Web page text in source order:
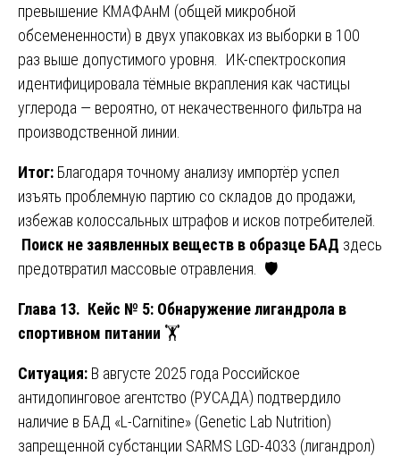
превышение КМАФАнМ (общей микробной
обсемененности) в двух упаковках из выборки в 100
раз выше допустимого уровня. ИК-спектроскопия
идентифицировала тёмные вкрапления как частицы
углерода — вероятно, от некачественного фильтра на
производственной линии.
Итог: Благодаря точному анализу импортёр успел
изъять проблемную партию со складов до продажи,
избежав колоссальных штрафов и исков потребителей.
Поиск не заявленных веществ в образце БАД здесь
предотвратил массовые отравления. 🛡️
Глава 13. Кейс № 5: Обнаружение лигандрола в
спортивном питании 🏋️
Ситуация: В августе 2025 года Российское
антидопинговое агентство (РУСАДА) подтвердило
наличие в БАД «L-Carnitine» (Genetic Lab Nutrition)
запрещенной субстанции SARMS LGD-4033 (лигандрол)